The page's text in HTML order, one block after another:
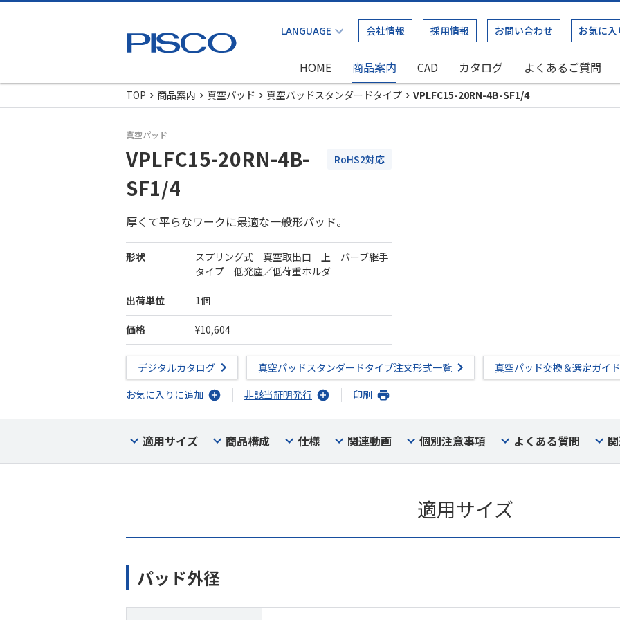
会社情報 採用情報 お問い合わせ お気に入
HOME 商品案内 CAD カタログ よくあるご質問
TOP
商品案内 真空パッド 真空パッドスタンダードタイプ VPLFC15-20RN-4B-SF1/4
真空パッド
VPLFC15-20RN-4B-
SF1/4
RoHS2対応
厚くて平らなワークに最適な一般形パッド。
形状
スプリング式 真空取出口 上 バーブ継手
タイプ 低発塵／低荷重ホルダ
出荷単位 1個
価格 ¥10,604
デジタルカタログ 真空パッドスタンダードタイプ注文形式一覧
真空パッド交換＆選定ガイド
お気に入りに追加
非該当証明発行 印刷
適用サイズ 商品構成 仕様 関連動画 個別注意事項 よくある質問
適用サイズ
パッド外径